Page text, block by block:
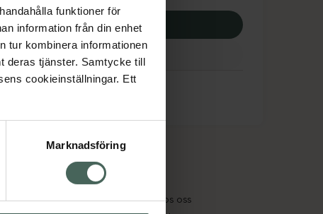
funktioner för
information från din enhet
tur kombinera informationen
deras tjänster. Samtycke till
cookieinställningar. Ett
Marknadsföring
via ditt recept
och läkemedel
Jobba hos oss